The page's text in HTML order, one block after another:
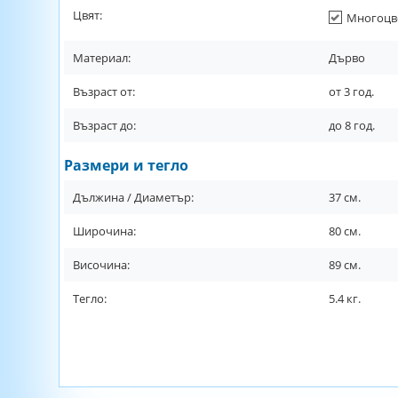
Цвят:
Материал: Дърво
Възраст от: от3 год.
Възраст до: до 8 год.
Размери и тегло
Дължина / Диаметър: 37см.
Широчина: 80см.
Височина: 89см.
Тегло: 5.4кг.